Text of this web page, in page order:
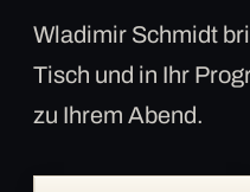
Wladimir Schmidt
Tisch und in Ihr
zu Ihrem Abend.